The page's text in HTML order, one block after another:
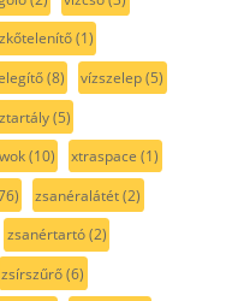
(1)
(8) vízszelep(5)
(5)
wok(10) xtraspace (1)
zsanéralátét(2)
zsanértartó(2)
zsírszűrő(6)